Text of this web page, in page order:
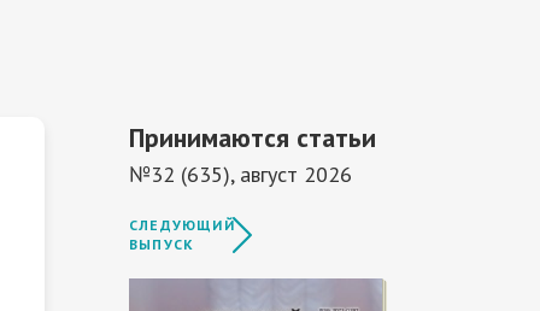
Принимаются статьи
№32 (635), август 2026
СЛЕДУЮЩИЙ
ВЫПУСК